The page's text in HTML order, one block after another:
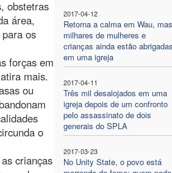
2017-04-12
Retorna a calma em Wau, mas
milhares de mulheres e
crianças ainda estão abrigadas
em uma igreja
2017-04-11
Três mil desalojados em uma
igreja depois de um confronto
pelo assassinato de dois
generais do SPLA
2017-03-23
No Unity State, o povo está
obstetras
área,
os
forças em
mais.
ou
o
crianças